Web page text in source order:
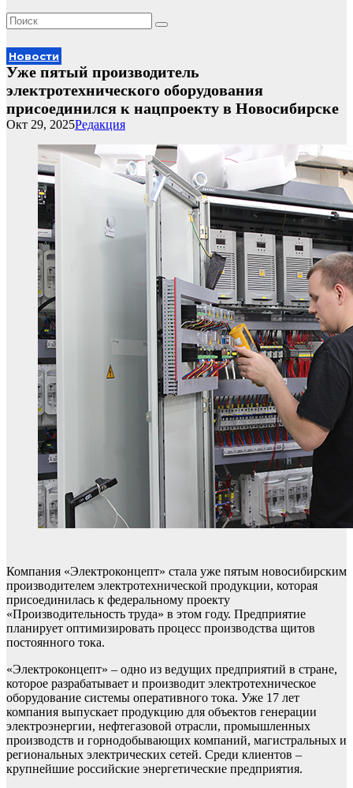
Новости
Уже пятый производитель
электротехнического оборудования
присоединился к нацпроекту в Новосибирске
Редакция
Окт 29, 2025
Компания «Электроконцепт» стала уже пятым новосибирским
производителем электротехнической продукции, которая
присоединилась к федеральному проекту
«Производительность труда» в этом году. Предприятие
планирует оптимизировать процесс производства щитов
постоянного тока.
«Электроконцепт» – одно из ведущих предприятий в стране,
которое разрабатывает и производит электротехническое
оборудование системы оперативного тока. Уже 17 лет
компания выпускает продукцию для объектов генерации
электроэнергии, нефтегазовой отрасли, промышленных
производств и горнодобывающих компаний, магистральных и
региональных электрических сетей. Среди клиентов –
крупнейшие российские энергетические предприятия.